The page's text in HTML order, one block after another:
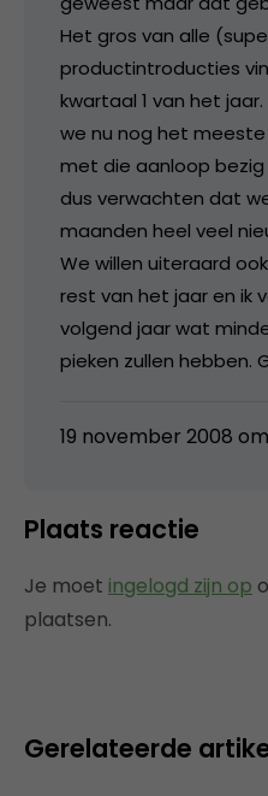
Het gros van alle
productintroducties
kwartaal 1 van het
we nu nog het meeste
met die aanloop bezig
dus verwachten dat
maanden heel veel
We willen uiteraard
rest van het jaar en ik
volgend jaar wat
pieken zullen hebben.
19 november 2008
Plaats reactie
Je moet ingelogd zijn op
plaatsen.
Gerelateerde